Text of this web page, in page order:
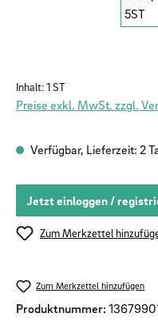
Inhalt:1 ST
Preise exkl. MwSt. zzgl.
Verfügbar, Lieferzeit: 2
Jetzt einloggen /
Zum Merkzettel
Zum Merkzettel hinzufügen
Produktnummer: